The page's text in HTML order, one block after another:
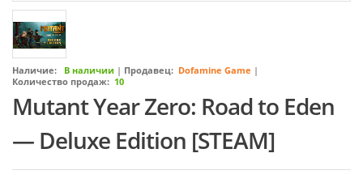
Наличие: В наличии | Продавец: Dofamine Game |
Количество продаж: 10
Mutant Year Zero: Road to Eden
— Deluxe Edition [STEAM]